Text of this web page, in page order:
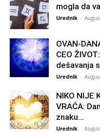
mogla da
Urednik -
OVAN-
CEO
dešavanja
Urednik -
NIKO NIJE
VRAĆA:
znaku...
Urednik -